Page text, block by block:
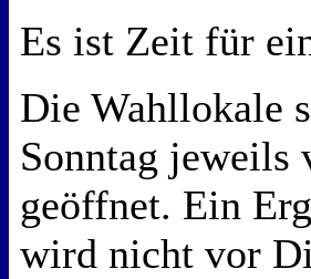
Es ist Zeit für
Die Wahllokale
Sonntag jeweils
geöffnet. Ein
wird nicht vor